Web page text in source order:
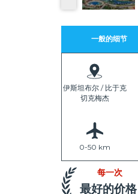
一般的细节
伊斯坦布尔 / 比于克
切克梅杰
0-50 km
每一次
最好的价格